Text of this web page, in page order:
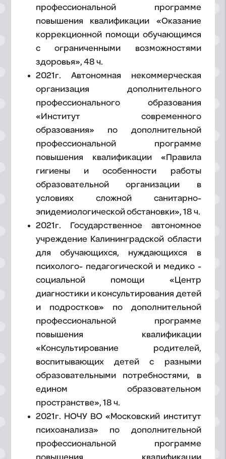
профессиональной программе
повышения квалификации «Оказание
коррекционной помощи обучающимся
с ограниченными возможностями
здоровья», 48 ч.
2021г. Автономная некоммерческая
организация дополнительного
профессионального образования
«Институт современного
образования» по дополнительной
профессиональной программе
повышения квалификации «Правила
гигиены и особенности работы
образовательной организации в
условиях сложной санитарно-
эпидемиологической обстановки», 18 ч.
2021г. Государственное автономное
учреждение Калининградской области
для обучающихся, нуждающихся в
психолого- педагогической и медико -
социальной помощи «Центр
диагностики и консультирования детей
и подростков» по дополнительной
профессиональной программе
повышения квалификации
«Консультирование родителей,
воспитывающих детей с разными
образовательными потребностями, в
едином образовательном
пространстве», 18 ч.
2021г. НОЧУ ВО «Московский институт
психоанализа» по дополнительной
профессиональной программе